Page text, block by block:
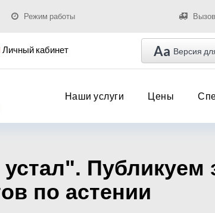
Режим работы
Личный кабинет Aa Версия
Наши услуги Цены
Публикуем
по астении